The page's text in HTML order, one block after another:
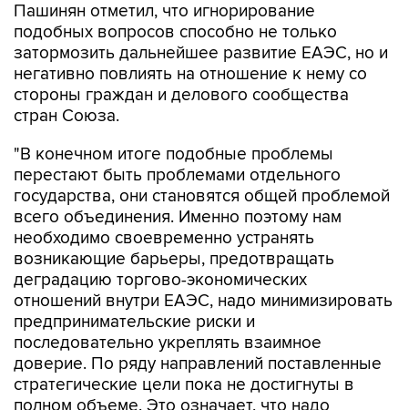
Пашинян отметил, что игнорирование
подобных вопросов способно не только
затормозить дальнейшее развитие ЕАЭС, но и
негативно повлиять на отношение к нему со
стороны граждан и делового сообщества
стран Союза.
"В конечном итоге подобные проблемы
перестают быть проблемами отдельного
государства, они становятся общей проблемой
всего объединения. Именно поэтому нам
необходимо своевременно устранять
возникающие барьеры, предотвращать
деградацию торгово-экономических
отношений внутри ЕАЭС, надо минимизировать
предпринимательские риски и
последовательно укреплять взаимное
доверие. По ряду направлений поставленные
стратегические цели пока не достигнуты в